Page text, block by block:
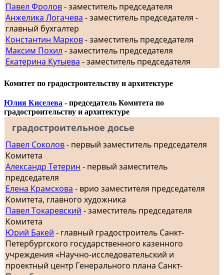
Павел Фролов- заместитель председателя
Анжелика Логачева - заместитель председателя -
главный бухгалтер
Константин Марков- заместитель председателя
Максим Похил - заместитель председателя
Екатерина Кутыева - заместитель председателя
Комитет по градостроительству и архитектуре
Юлия Киселева - председатель Комитета по
градостроительству и архитектуре
градостроительное досье
Павел Соколов- первый заместитель председателя
Комитета
Александр Тетерин - первый заместитель
председателя
Елена Крамскова - врио заместителя председателя
Комитета, главного художника
Павел Токаревский - заместитель председателя
Комитета
Юрий Бакей - главный градостроитель Санкт-
Петербургского государственного казенного
учреждения «Научно-исследовательский и
проектный центр Генерального плана Санкт-